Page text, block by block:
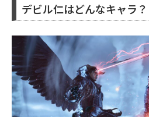
デビル仁はどんなキャラ？